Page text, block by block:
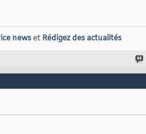
newset Rédigez des actualités